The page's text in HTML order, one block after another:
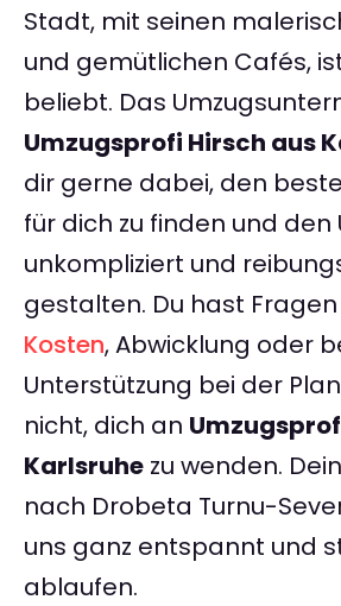
Stadt, mit seinen
und gemütlichen Cafés,
beliebt. Das
Umzugsprofi Hirsch aus
dir gerne dabei, den
für dich zu finden und den
unkompliziert und
gestalten. Du hast Fragen
Kosten, Abwicklung oder
Unterstützung bei der
nicht, dich an
Karlsruhe zu wenden.
nach Drobeta Turnu-
uns ganz entspannt und
ablaufen.